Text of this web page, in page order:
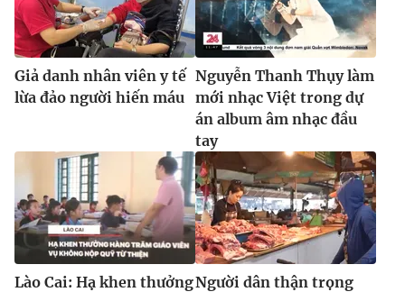
Giả danh nhân viên y tế
lừa đảo người hiến máu
Nguyễn Thanh Thụy làm
mới nhạc Việt trong dự
án album âm nhạc đầu
tay
Lào Cai: Hạ khen thưởngNgười dân thận trọng